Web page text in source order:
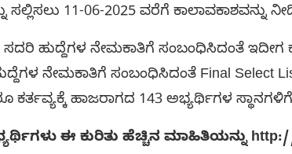
ಸಲ್ಲಿಸಲು 11-06-2025 ವರೆಗೆ ಕಾಲಾವಕಾಶವನ್ನು
ನೇಮಕಾತಿಗೆ ಸಂಬಂಧಿಸಿದಂತೆ ಇದೀಗ
ನೇಮಕಾತಿಗೆ ಸಂಬಂಧಿಸಿದಂತೆ Final
ಹಾಜರಾಗದ 143 ಅಭ್ಯರ್ಥಿಗಳ
ಈ ಕುರಿತು ಹೆಚ್ಚಿನ ಮಾಹಿತಿಯನ್ನು